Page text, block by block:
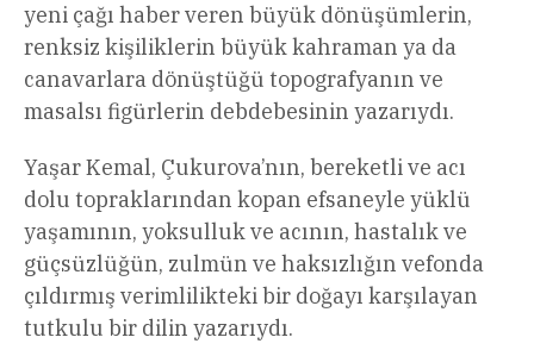
yeni çağı haber veren büyük dönüşümlerin,
renksiz kişiliklerin büyük kahraman ya da
canavarlara dönüştüğü topografyanın ve
masalsı figürlerin debdebesinin yazarıydı.
Yaşar Kemal, Çukurova’nın, bereketli ve acı
dolu topraklarından kopan efsaneyle yüklü
yaşamının, yoksulluk ve acının, hastalık ve
güçsüzlüğün, zulmün ve haksızlığın vefonda
çıldırmış verimlilikteki bir doğayı karşılayan
tutkulu bir dilin yazarıydı.